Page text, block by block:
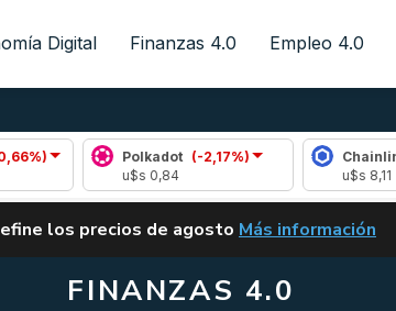
Digital Finanzas 4.0 Empleo 4.0
Polkadot
(-2,17%)
Chainlink (-
ALERTA
los precios de agosto VUELVE EL
Más información
FINANZAS 4.0